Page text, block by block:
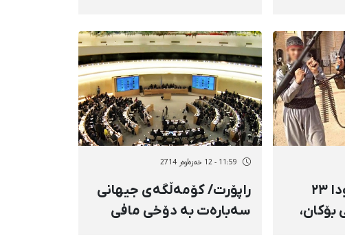
لە ١٠ مانگی رابردوودا ٢٣
بۆکان،
11:59 - 12 خەزەڵوەر 2714
راپۆرت/ كۆمەڵگەی جیهانی
سەبارەت بە دۆخی مافی